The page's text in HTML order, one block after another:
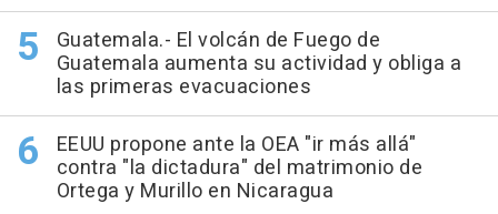
Guatemala.- El volcán de Fuego de
Guatemala aumenta su actividad y obliga a
las primeras evacuaciones
EEUU propone ante la OEA "ir más allá"
contra "la dictadura" del matrimonio de
Ortega y Murillo en Nicaragua